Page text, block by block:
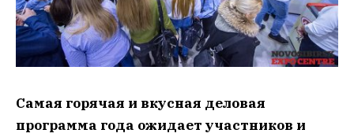
Самая горячая и вкусная деловая
программа года ожидает участников и